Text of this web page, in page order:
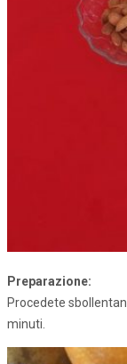
Preparazione:
Procedete
minuti.